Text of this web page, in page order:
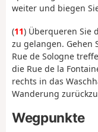
weiter und biegen
(11) Überqueren Sie
zu gelangen. Gehen
Rue de Sologne
die Rue de la
rechts in das
Wanderung
Wegpunkte